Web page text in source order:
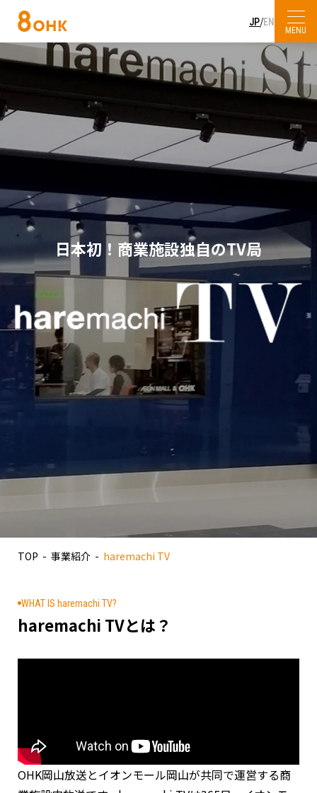
JP/EN
MENU
会社概要
人権方針・コンプライアンス憲章
杜の街本社
OHKまちなかスタジオ「ミルン」
アクセス
後援・共催等の申請について
電子公告（決算公告）
プレスリリース
OHKハウジング
haremachi TV
採用情報
お問い合わせ
日本初！商業施設独自のTV局
TOP 事業紹介 haremachi TV
WHAT IS haremachi TV?
haremachi TVとは？
OHK岡山放送とイオンモール岡山が共同で運営する商